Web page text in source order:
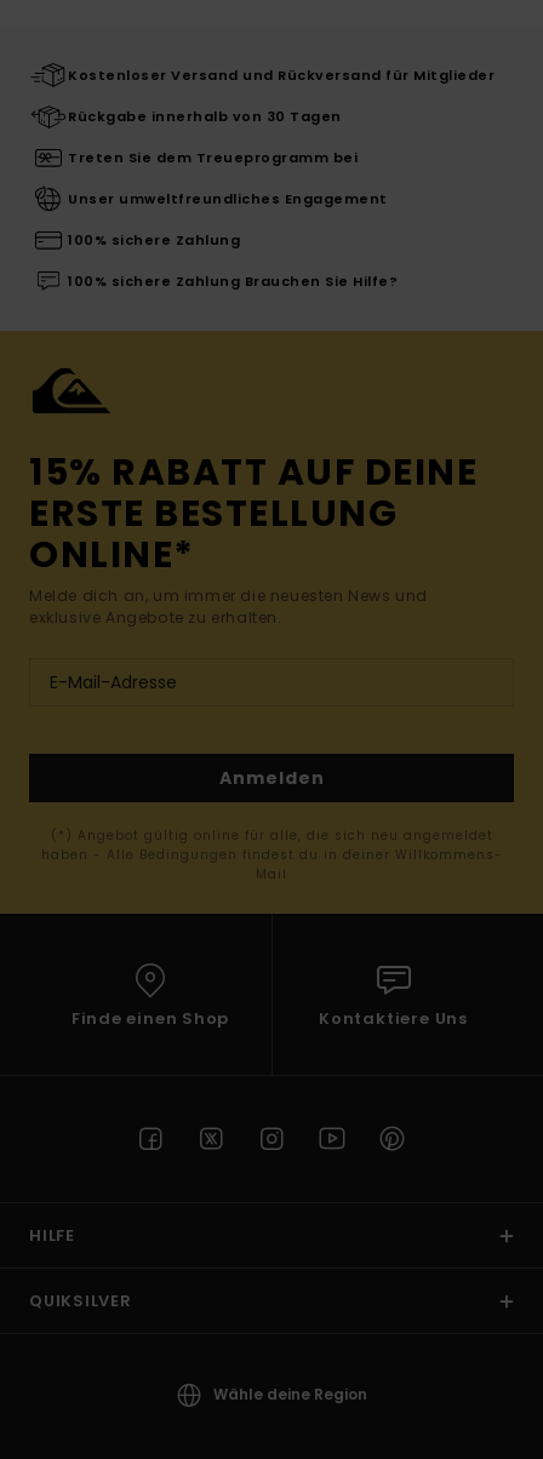
Kostenloser Versand und Rückversand für Mitglieder
Rückgabe innerhalb von 30 Tagen
Treten Sie dem Treueprogramm bei
Unser umweltfreundliches Engagement
100% sichere Zahlung
100% sichere Zahlung Brauchen Sie Hilfe?
15% RABATT AUF DEINE
ERSTE BESTELLUNG
ONLINE*
Melde dich an, um immer die neuesten News und
exklusive Angebote zu erhalten.
Anmelden
(*) Angebot gültig online für alle, die sich neu angemeldet
haben - Alle Bedingungen findest du in deiner Willkommens-
Mail
Finde einen Shop Kontaktiere Uns
HILFE
QUIKSILVER
Wähle deine Region